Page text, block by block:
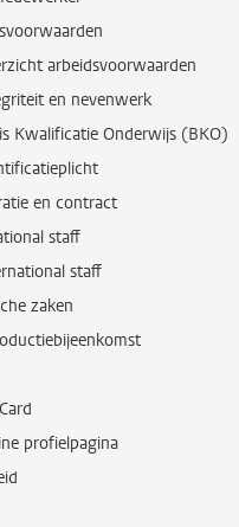
arbeidsvoorwaarden
en nevenwerk
Kwalificatie Onderwijs (BKO)
en contract
staff
staff
zaken
profielpagina